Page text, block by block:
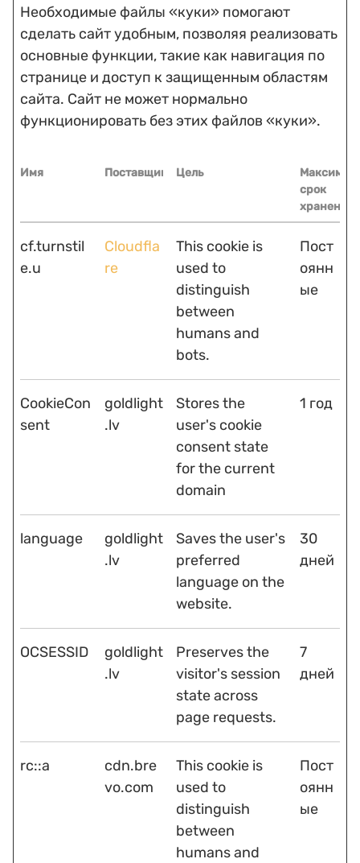
Необходимые файлы «куки» помогают
сделать сайт удобным, позволяя реализовать
основные функции, такие как навигация по
странице и доступ к защищенным областям
сайта. Сайт не может нормально
функционировать без этих файлов «куки».
Имя Поставщик Цель
срок
хранения
cf.turnstil
e.u
Cloudfla
re
This cookie is
used to
distinguish
between
humans and
bots.
Пост
оянн
ые
CookieCon
sent
goldlight
.lv
Stores the
user's cookie
consent state
for the current
domain
1 год
language
goldlight
.lv
Saves the user's
preferred
language on the
website.
30
дней
OCSESSID
goldlight
.lv
Preserves the
visitor's session
state across
page requests.
7
дней
rc::a
cdn.bre
vo.com
This cookie is
used to
distinguish
between
humans and
Пост
оянн
ые